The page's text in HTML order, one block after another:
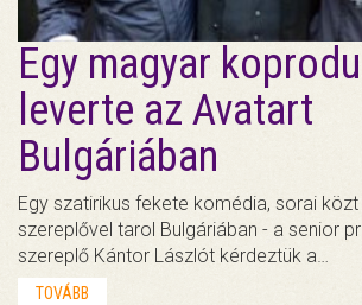
Egy magyar
leverte az Avatart
Bulgáriában
Egy szatirikus fekete komédia, sorai közt
szereplővel tarol Bulgáriában - a senior
szereplő Kántor Lászlót kérdeztük a…
TOVÁBB